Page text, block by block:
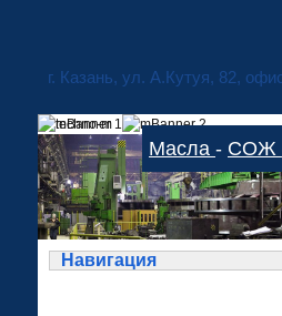
г. Казань, ул. А.Кутуя, 82,
technom-
Масла - СОЖ
Навигация